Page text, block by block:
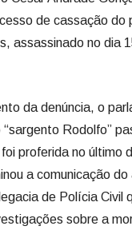
de cassação do
assassinado no dia
da denúncia, o
Rodolfo”
proferida no último
a comunicação
de Polícia Civil
sobre a